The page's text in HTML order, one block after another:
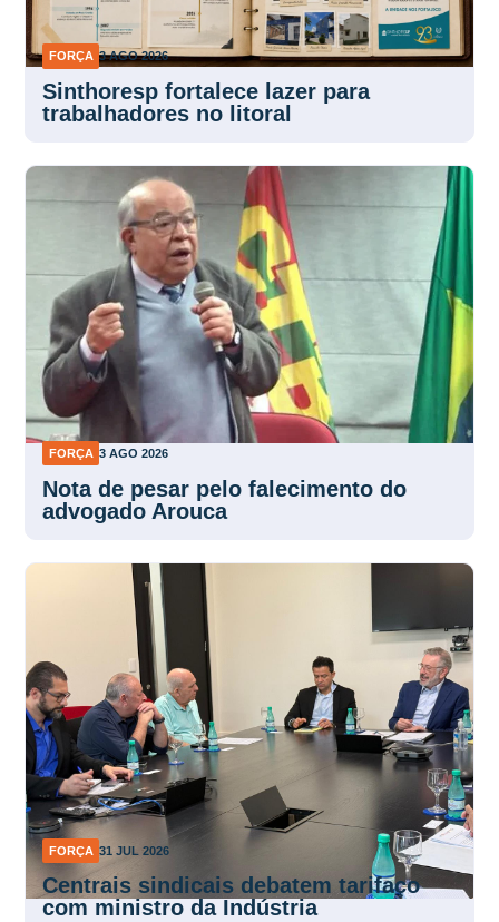
FORÇA 3 AGO 2026
Sinthoresp fortalece lazer para
trabalhadores no litoral
FORÇA 3 AGO 2026
Nota de pesar pelo falecimento do
advogado Arouca
FORÇA 31 JUL 2026
Centrais sindicais debatem tarifaço
com ministro da Indústria